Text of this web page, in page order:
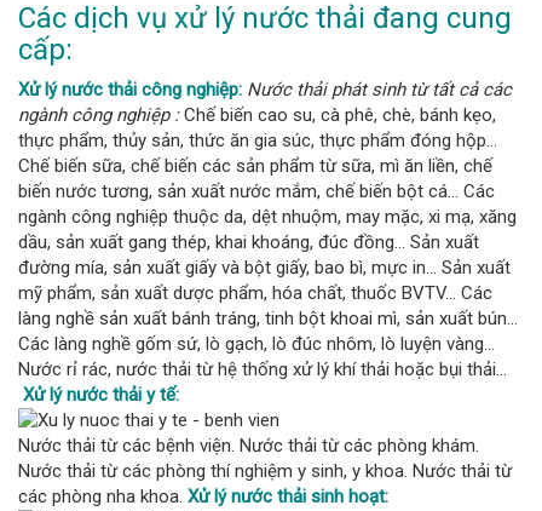
Các dịch vụ xử lý nước thải đang cung
cấp:
Xử lý nước thải công nghiệp: Nước thải phát sinh từ tất cả các
ngành công nghiệp :Chế biến cao su, cà phê, chè, bánh kẹo,
thực phẩm, thủy sản, thức ăn gia súc, thực phẩm đóng hộp…
Chế biến sữa, chế biến các sản phẩm từ sữa, mì ăn liền, chế
biến nước tương, sản xuất nước mắm, chế biến bột cá… Các
ngành công nghiệp thuộc da, dệt nhuộm, may mặc, xi mạ, xăng
dầu, sản xuất gang thép, khai khoáng, đúc đồng… Sản xuất
đường mía, sản xuất giấy và bột giấy, bao bì, mực in… Sản xuất
mỹ phẩm, sản xuất dược phẩm, hóa chất, thuốc BVTV… Các
làng nghề sản xuất bánh tráng, tinh bột khoai mì, sản xuất bún…
Các làng nghề gốm sứ, lò gạch, lò đúc nhôm, lò luyện vàng…
Nước rỉ rác, nước thải từ hệ thống xử lý khí thải hoặc bụi thải…
Xử lý nước thải y tế:
Nước thải từ các bệnh viện. Nước thải từ các phòng khám.
Nước thải từ các phòng thí nghiệm y sinh, y khoa. Nước thải từ
các phòng nha khoa. Xử lý nước thải sinh hoạt: